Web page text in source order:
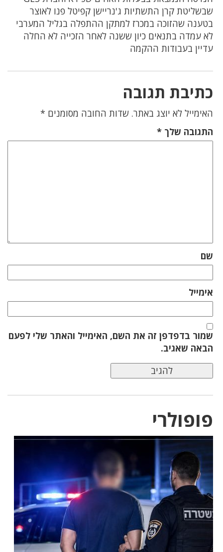
שבשליטת קרן התשתיות ג'נריישן קפיטל פנו לאוצר
בטענה שהזוכה במכרז למתקן ההתפלה בגליל המערבי
לא עמדה בתנאים כיון ששנה לאחר הזכייה לא החלה
עדיין בעבודות ההקמה
כתיבת תגובה
האימייל לא יוצג באתר. שדות החובה מסומנים *
התגובה שלך *
שם
אימייל
שמור בדפדפן זה את השם, האימייל והאתר שלי לפעם
הבאה שאגיב.
פופולרי